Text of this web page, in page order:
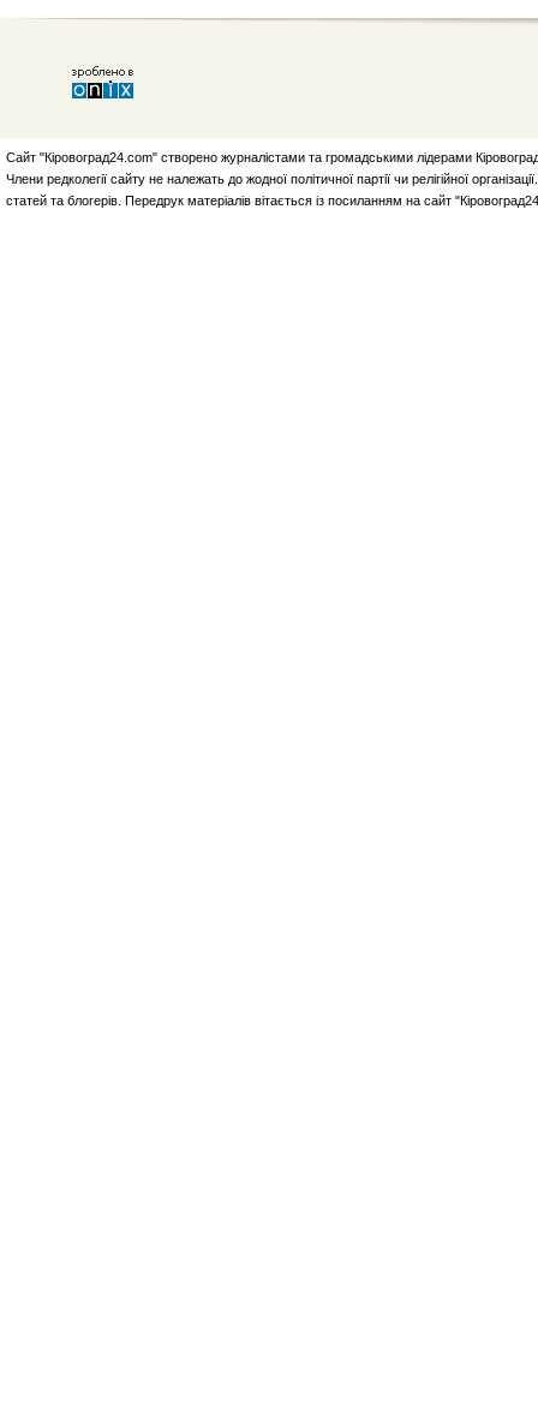
Сайт "Кіровоград24.com" створено журналістами та громадськими лідерами
Члени редколегії сайту не належать до жодної політичної партії чи релігійної
статей та блогерів. Передрук матеріалів вітається із посиланням на сайт